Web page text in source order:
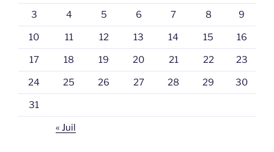
3 4 5 6 7 8 9
10 11 12 13 14 15 16
17 18 19 20 21 22 23
24 25 26 27 28 29 30
31
« Juil